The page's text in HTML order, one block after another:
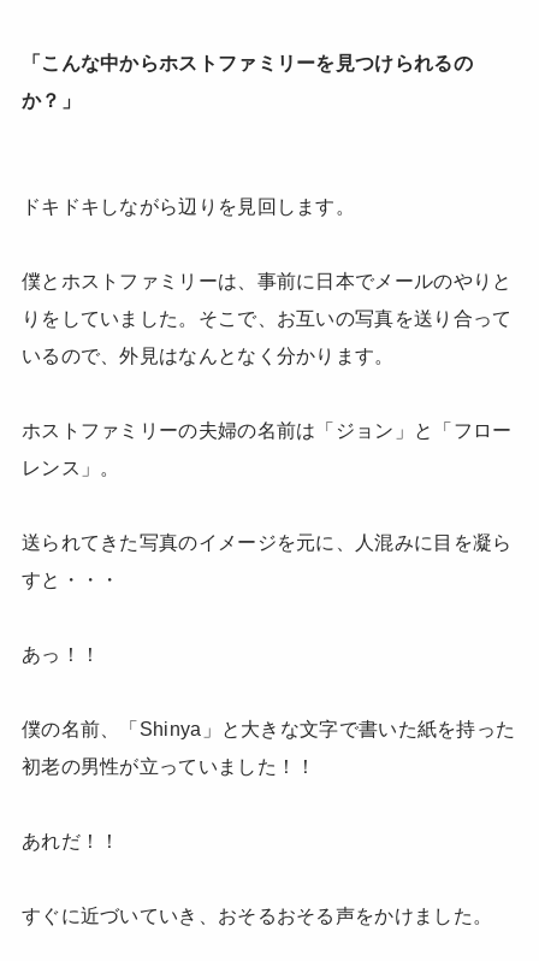
「こんな中からホストファミリーを見つけられるの
か？」
ドキドキしながら辺りを見回します。
僕とホストファミリーは、事前に日本でメールのやりと
りをしていました。そこで、お互いの写真を送り合って
いるので、外見はなんとなく分かります。
ホストファミリーの夫婦の名前は「ジョン」と「フロー
レンス」。
送られてきた写真のイメージを元に、人混みに目を凝ら
すと・・・
あっ！！
僕の名前、「Shinya」と大きな文字で書いた紙を持った
初老の男性が立っていました！！
あれだ！！
すぐに近づいていき、おそるおそる声をかけました。